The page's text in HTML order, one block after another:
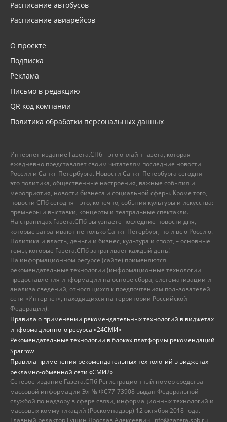
Расписание автобусов
Расписание авиарейсов
О проекте
Подписка
Реклама
Письмо в редакцию
QR код компании
Политика обработки персональных данных
Интернет-издание Газета.СПб – это онлайн-газета, которая
ежедневно представляет своим читателям последние новости
России и Санкт-Петербурга. Новости Санкт-Петербурга сегодня –
это политика, общественные настроения, важные события и
мероприятия, новости бизнеса и социальной сферы. Кроме того,
новости СПб сегодня – это, конечно, события культуры и искусства:
премьеры и выставки, концерты и театральные спектакли.
На страницах Газета.СПб вы узнаете последние новости дня,
которые затрагивают не только Санкт-Петербург, но и всю Россию.
Политика и власть, деньги и бизнес, культура и спорт, – основные
темы, которые Газета.СПб затрагивает каждый день!
На информационном ресурсе (сайте) применяются
рекомендательные технологии (информационные технологии
предоставления информации на основе сбора, систематизации и
анализа сведений, относящихся к предпочтениям пользователей
сети «Интернет», находящихся на территории Российской
Федерации).
Правила о применении рекомендательных технологий в виджетах
информационного ресурса «24СМИ»
Рекомендательные технологии в блоках платформы рекомендаций
Sparrow
Правила применения рекомендательных технологий в виджетах
рекламно-обменной сети «СМИ2»
Сетевое издание Газета.СПб Регистрационный номер средства
массовой информации Эл № ФС77-73908 выдан Федеральной
службой по надзору в сфере связи, информационных технологий и
массовых коммуникаций (Роскомнадзор) 12 октября 2018 года.
Главный редактор Гущин Ярослав Алексеевич, info@gazeta.spb.ru,